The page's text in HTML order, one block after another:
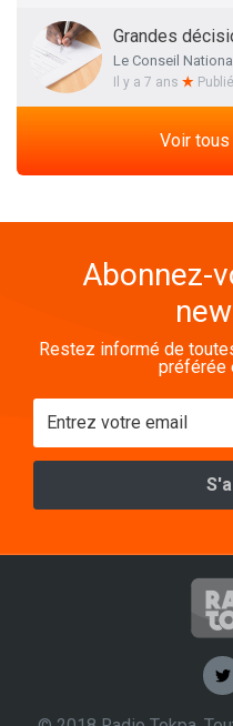
Grandes décisions du Conseil des Ministres
Le Conseil
Il y a 7 ans
Voir
Abonnez-
Restez informé de
préférée